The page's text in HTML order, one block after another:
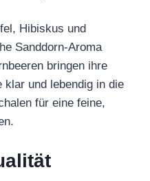
Hibiskus und
Sanddorn-Aroma
bringen ihre
klar und lebendig in die
für eine feine,